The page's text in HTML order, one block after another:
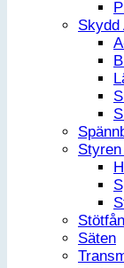
Skydd
Säten